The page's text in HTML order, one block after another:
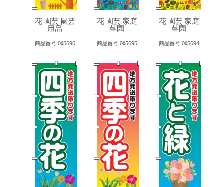
花 園芸 園芸
用品
商品番号:005696
花 園芸 家庭
菜園
商品番号:005695
花 園芸 家庭
菜園
商品番号:005694